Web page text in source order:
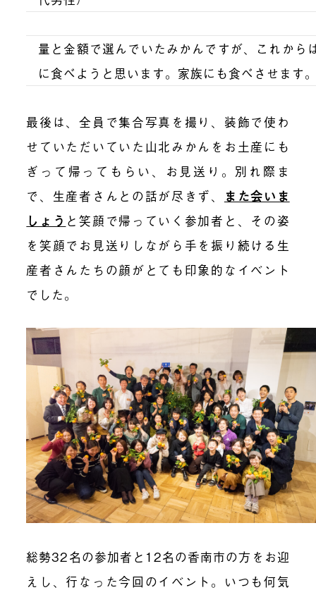
量と金額で選んでいたみかんですが、これから
に食べようと思います。家族にも食べさせます
最後は、全員で集合写真を撮り、装飾で使わ
せていただいていた山北みかんをお土産にも
ぎって帰ってもらい、お見送り。別れ際ま
で、生産者さんとの話が尽きず、
また会いま
しょう と笑顔で帰っていく参加者と、その姿
を笑顔でお見送りしながら手を振り続ける生
産者さんたちの顔がとても印象的なイベント
でした。
総勢32名の参加者と12名の香南市の方をお迎
えし、行なった今回のイベント。いつも何気